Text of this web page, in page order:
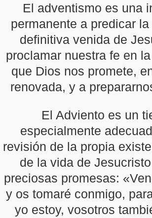
El adventismo es una
permanente a predicar
definitiva venida de
proclamar nuestra fe en
que Dios nos promete,
renovada, y a
El Adviento es un
especialmente
revisión de la propia
de la vida de
preciosas promesas:
y os tomaré conmigo,
yo estoy, vosotros